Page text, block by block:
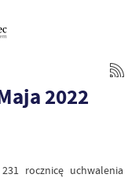
2022
rocznicę uchwalenia